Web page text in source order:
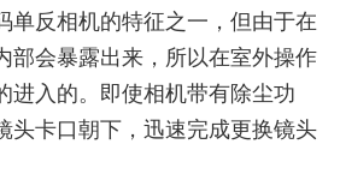
单反相机的特征之一，但由于在
部会暴露出来，所以在室外操作
进入的。即使相机带有除尘功
头卡口朝下，迅速完成更换镜头